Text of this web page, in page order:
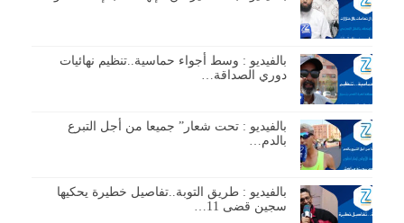
بالفيديو : وسط أجواء حماسية..تنظيم نهائيات
دوري الصداقة…
بالفيديو : تحت شعار” جميعا من أجل التبرع
بالدم…
بالفيديو : طريق التوبة..تفاصيل خطيرة يحكيها
سجين قضى 11…